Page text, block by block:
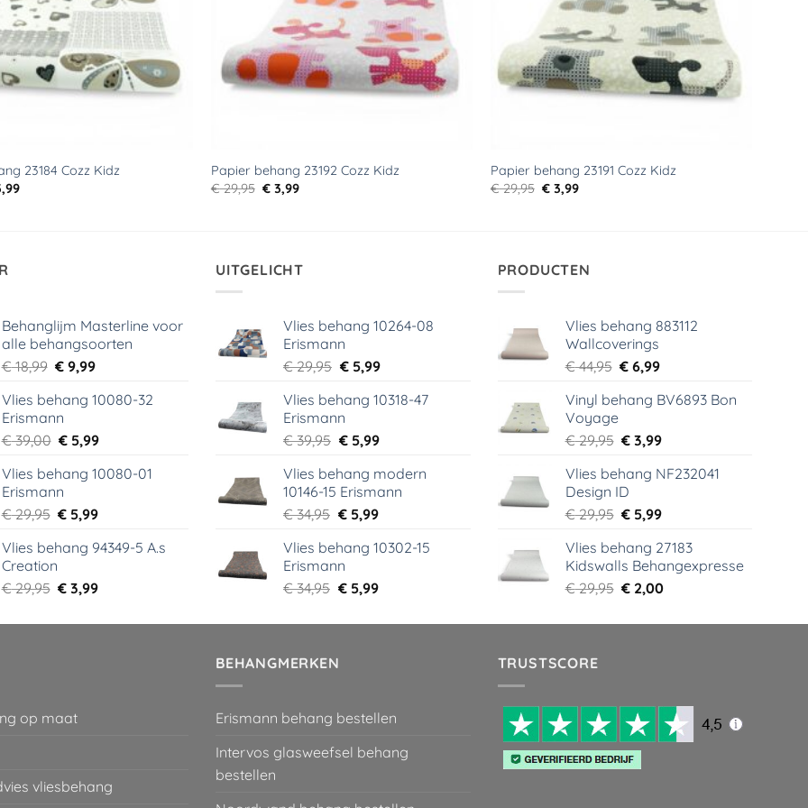
23184 Cozz Kidz
Huidige
Papier behang 23192 Cozz Kidz
€29,95 Oorspronkelijke
prijs
€ 3,99Huidige
Papier behang 23191 Cozz Kidz
€29,95 Oorspronkelijke
prijs
€ 3,99Huidige
Behanglijm Masterline voor
alle behangsoorten
€18,99 Oorspronkelijke
was:
€ 18,99.
€ 9,99Huidige
is:
Vlies behang 10080-32
Erismann
€39,00 Oorspronkelijke
was:
€ 39,00.
€ 5,99Huidige
is:
Vlies behang 10080-01
Erismann
€29,95 Oorspronkelijke
was:
€ 5,99Huidige
is:
Vlies behang 94349-5 A.s
Creation
€29,95 Oorspronkelijke
was:
€ 3,99Huidige
is:
UITGELICHT
Vlies behang 10264-08
Erismann
€29,95 Oorspronkelijke
was:
€ 29,95.
€5,99Huidige
is:
Vlies behang 10318-47
Erismann
€39,95 Oorspronkelijke
was:
€ 39,95.
€5,99Huidige
is:
€ 5,99.
Vlies behang modern
10146-15 Erismann
€34,95 Oorspronkelijke
was:
€ 34,95.
€5,99Huidige
is:
Vlies behang 10302-15
Erismann
€34,95 Oorspronkelijke
was:
€5,99Huidige
is:
PRODUCTEN
Vlies behang 883112
Wallcoverings
€44,95 Oorspronkelijke
was:
€ 6,99Huidige
is:
Vinyl behang BV6893 Bon
Voyage
€29,95 Oorspronkelijke
was:
€ 29,95.
€ 3,99Huidige
is:
Vlies behang NF232041
Design ID
€29,95 Oorspronkelijke
was:
€ 29,95.
€ 5,99Huidige
is:
€ 5,99.
Vlies behang 27183
Kidswalls Behangexpresse
€29,95 Oorspronkelijke
was:
€ 2,00Huidige
is:
op maat
vliesbehang
BEHANGMERKEN
Erismann behang bestellen
Intervos glasweefsel behang
bestellen
TRUSTSCORE